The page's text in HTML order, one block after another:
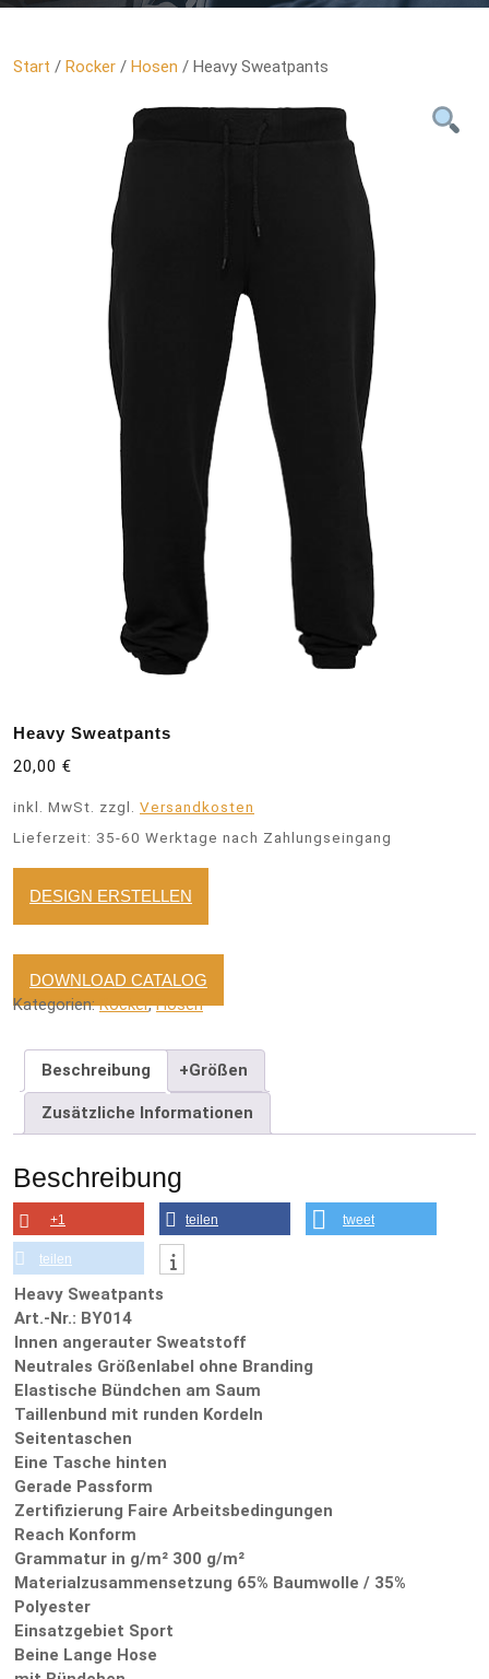
Start / Rocker / Hosen / Heavy Sweatpants
Heavy Sweatpants
20,00 €
inkl. MwSt. zzgl. Versandkosten
Lieferzeit: 35-60 Werktage nach Zahlungseingang
DESIGN ERSTELLEN
DOWNLOAD CATALOG
Kategorien:Rocker,Hosen
Beschreibung +Größen
Zusätzliche Informationen
Beschreibung
+1 teilen tweet
teilen
Heavy Sweatpants
Art.-Nr.: BY014
Innen angerauter Sweatstoff
Neutrales Größenlabel ohne Branding
Elastische Bündchen am Saum
Taillenbund mit runden Kordeln
Seitentaschen
Eine Tasche hinten
Gerade Passform
Zertifizierung Faire Arbeitsbedingungen
Reach Konform
Grammatur in g/m² 300 g/m²
Materialzusammensetzung 65% Baumwolle / 35%
Polyester
Einsatzgebiet Sport
Beine Lange Hose